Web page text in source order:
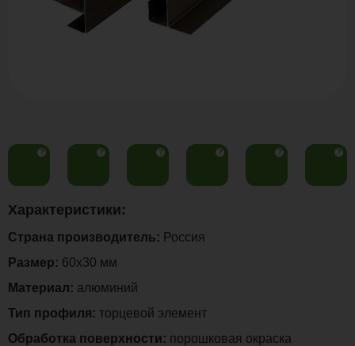
? ? ? ? ? ?
Характеристики:
Страна производитель: Россия
Размер: 60х30 мм
Материал: алюминий
Тип профиля: торцевой элемент
Обработка поверхности: порошковая окраска